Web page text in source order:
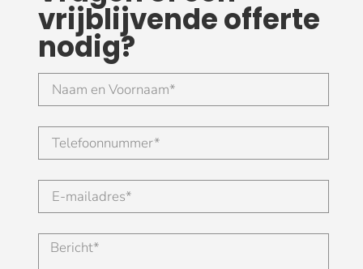
vrijblijvende offerte
nodig?